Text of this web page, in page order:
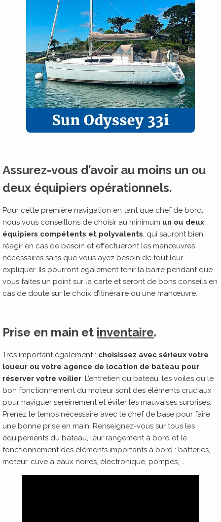
Assurez-vous d’avoir au moins un ou
deux équipiers opérationnels.
Pour cette première navigation en tant que chef de bord,
nous vous conseillons de choisir au minimum un ou deux
équipiers compétents et polyvalents , qui sauront bien
réagir en cas de besoin et effectueront les manœuvres
nécessaires sans que vous ayez besoin de tout leur
expliquer. Ils pourront également tenir la barre pendant que
vous faites un point sur la carte et seront de bons conseils en
cas de doute sur le choix d’itinéraire ou une manœuvre.
Prise en main et inventaire.
Très important également : choisissez avec sérieux votre
loueur ou votre agence de location de bateau pour
réserver votre voilier . L’entretien du bateau, les voiles ou le
bon fonctionnement du moteur sont des éléments cruciaux
pour naviguer sereinement et éviter les mauvaises surprises.
Prenez le temps nécessaire avec le chef de base pour faire
une bonne prise en main. Renseignez-vous sur tous les
équipements du bateau, leur rangement à bord et le
fonctionnement des éléments importants à bord : batteries,
moteur, cuve à eaux noires, électronique, pompes, …